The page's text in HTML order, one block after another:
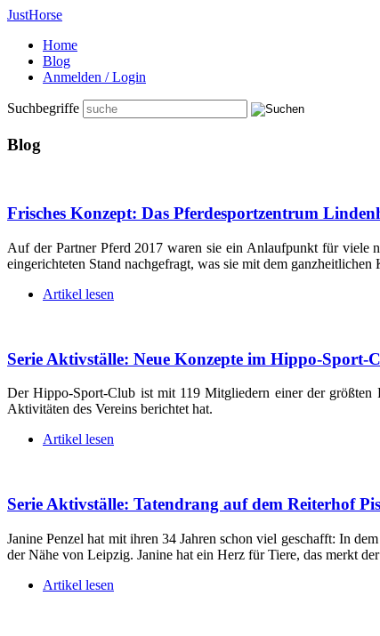
JustHorse
Home
Blog
Anmelden / Login
Suchbegriffe
Blog
Frisches Konzept: Das Pferdesportzentrum
Auf der Partner Pferd 2017 waren sie ein Anlaufpunkt für viele
eingerichteten Stand nachgefragt, was sie mit dem
Artikel lesen
Serie Aktivställe: Neue Konzepte im Hippo-Sport-
Der Hippo-Sport-Club ist mit 119 Mitgliedern einer der größten
Aktivitäten des Vereins berichtet hat.
Artikel lesen
Serie Aktivställe: Tatendrang auf dem Reiterhof
Janine Penzel hat mit ihren 34 Jahren schon viel geschafft: In
der Nähe von Leipzig. Janine hat ein Herz für Tiere, das merkt
Artikel lesen